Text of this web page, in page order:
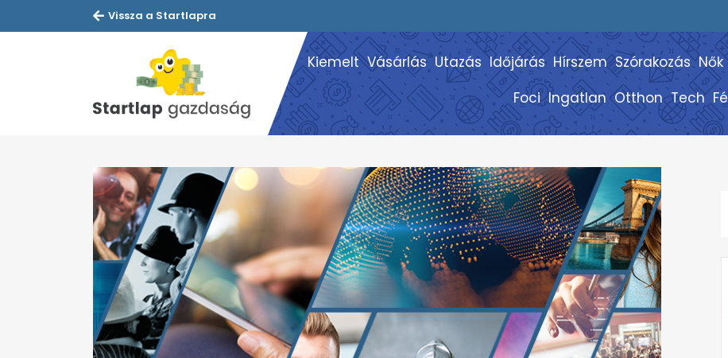
Vissza a Startlapra
Kiemelt Vásárlás Utazás Időjárás Hírszem Szórakozás Nők
Foci Ingatlan Otthon Tech